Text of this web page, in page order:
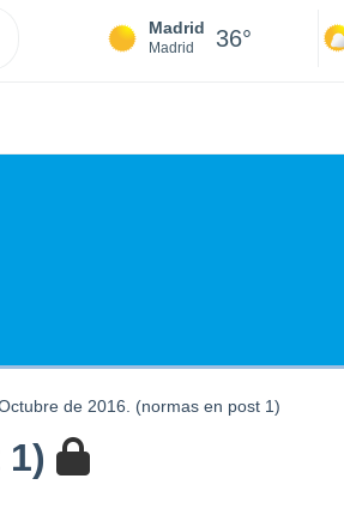
Madrid
Madrid 36°
de 2016. (normas en post 1)